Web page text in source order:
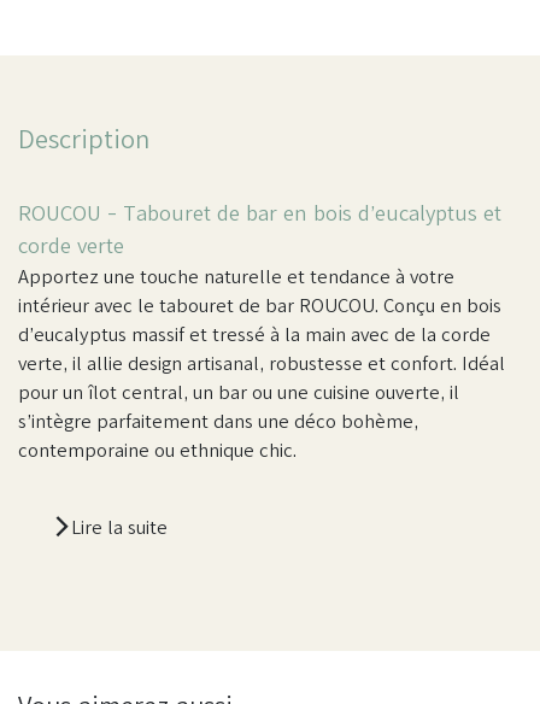
Description
ROUCOU - Tabouret de bar en bois d’eucalyptus et
corde verte
Apportez une touche naturelle et tendance à votre
intérieur avec le tabouret de bar ROUCOU. Conçu en bois
d’eucalyptus massif et tressé à la main avec de la corde
verte, il allie design artisanal, robustesse et confort. Idéal
pour un îlot central, un bar ou une cuisine ouverte, il
s’intègre parfaitement dans une déco bohème,
contemporaine ou ethnique chic.
Lire la suite
centraux.